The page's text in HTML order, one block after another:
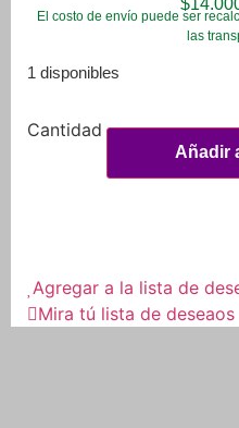
El costo de envío puede ser
las
1 disponibles
Añadir
Agregar a la lista de
Mira tú lista de deseaos